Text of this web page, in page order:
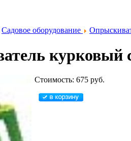
Садовое оборудование
курковый
Стоимость: 675 руб.